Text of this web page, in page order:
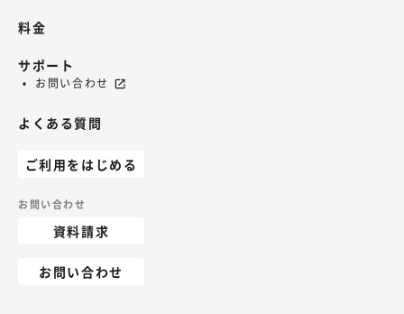
料金
サポート
お問い合わせ
よくある質問
ご利用をはじめる
お問い合わせ
資料請求
お問い合わせ